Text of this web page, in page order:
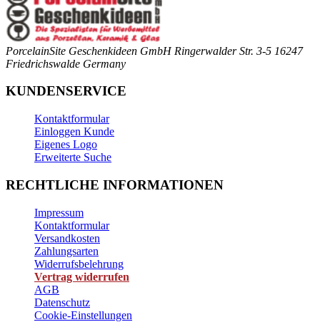
PorcelainSite Geschenkideen GmbH Ringerwalder Str. 3-5 16247
Friedrichswalde Germany
KUNDENSERVICE
Kontaktformular
Einloggen Kunde
Eigenes Logo
Erweiterte Suche
RECHTLICHE INFORMATIONEN
Impressum
Kontaktformular
Versandkosten
Zahlungsarten
Widerrufsbelehrung
Vertrag widerrufen
AGB
Datenschutz
Cookie-Einstellungen